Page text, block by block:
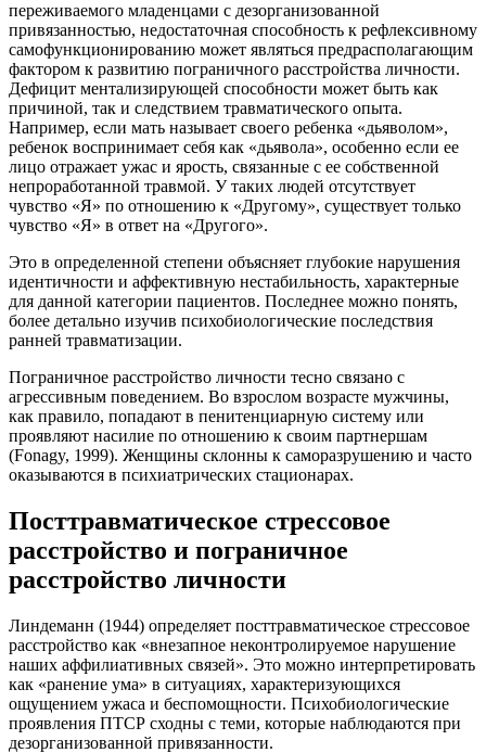
переживаемого младенцами с дезорганизованной
привязанностью, недостаточная способность к рефлексивному
самофункционированию может являться предрасполагающим
фактором к развитию пограничного расстройства личности.
Дефицит ментализирующей способности может быть как
причиной, так и следствием травматического опыта.
Например, если мать называет своего ребенка «дьяволом»,
ребенок воспринимает себя как «дьявола», особенно если ее
лицо отражает ужас и ярость, связанные с ее собственной
непроработанной травмой. У таких людей отсутствует
чувство «Я» по отношению к «Другому», существует только
чувство «Я» в ответ на «Другого».
Это в определенной степени объясняет глубокие нарушения
идентичности и аффективную нестабильность, характерные
для данной категории пациентов. Последнее можно понять,
более детально изучив психобиологические последствия
ранней травматизации.
Пограничное расстройство личности тесно связано с
агрессивным поведением. Во взрослом возрасте мужчины,
как правило, попадают в пенитенциарную систему или
проявляют насилие по отношению к своим партнершам
(Fonagy, 1999). Женщины склонны к саморазрушению и часто
оказываются в психиатрических стационарах.
Посттравматическое стрессовое
расстройство и пограничное
расстройство личности
Линдеманн (1944) определяет посттравматическое стрессовое
расстройство как «внезапное неконтролируемое нарушение
наших аффилиативных связей». Это можно интерпретировать
как «ранение ума» в ситуациях, характеризующихся
ощущением ужаса и беспомощности. Психобиологические
проявления ПТСР сходны с теми, которые наблюдаются при
дезорганизованной привязанности.